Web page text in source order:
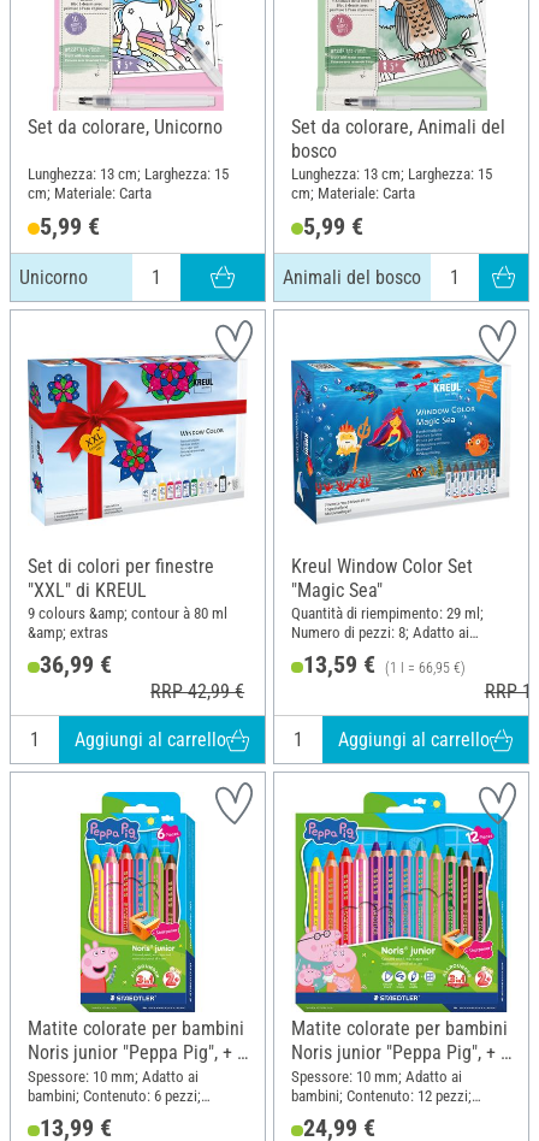
Set da colorare, Unicorno
Lunghezza: 13 cm; Larghezza: 15
cm; Materiale: Carta
5,99 €
Unicorno
Set da colorare, Animali del
bosco
Lunghezza: 13 cm; Larghezza: 15
cm; Materiale: Carta
5,99 €
Animali del bosco
Set di colori per finestre
"XXL" di KREUL
9 colours &amp; contour à 80 ml
&amp; extras
36,99 €
RRP 42,99 €
Aggiungi al carrello
Kreul Window Color Set
"Magic Sea"
Quantità di riempimento: 29 ml;
Numero di pezzi: 8; Adatto ai
bambini; Materiale: Poliestere
(PES), Carta
13,59 € (1 l = 66,95 €)
RRP
Aggiungi al carrello
Matite colorate per bambini
Noris junior "Peppa Pig", + 1
temperino, 6 colori
Spessore: 10 mm; Adatto ai
bambini; Contenuto: 6 pezzi;
Lunghezza: 12 cm
13,99 €
Matite colorate per bambini
Noris junior "Peppa Pig", + 1
temperino, 12 colori
Spessore: 10 mm; Adatto ai
bambini; Contenuto: 12 pezzi;
Lunghezza: 12 cm
24,99 €